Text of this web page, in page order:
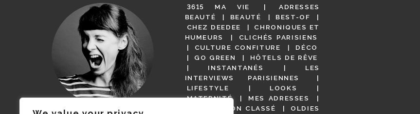
3615 MA VIE
ADRESSES
BEAUTÉ
BEAUTÉ
BEST-OF
CHEZ DEEDEE
CHRONIQUES ET
HUMEURS
CLICHÉS PARISIENS
CULTURE CONFITURE
DÉCO
GO GREEN
HÔTELS DE RÊVE
INSTANTANÉS
LES
INTERVIEWS PARISIENNES
LIFESTYLE
LOOKS
MATERNITÉ
MES ADRESSES
NON CLASSÉ OLDIES